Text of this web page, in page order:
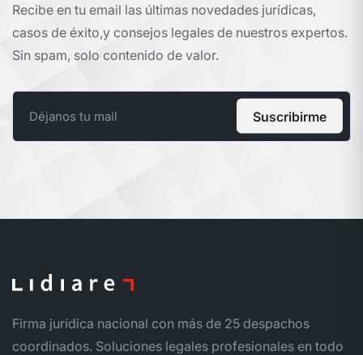
Recibe en tu email las últimas novedades jurídicas,
casos de éxito,y consejos legales de nuestros expertos.
Sin spam, solo contenido de valor.
Suscribirme
Firma jurídica nacional con más de 25 despachos
coordinados. Soluciones legales profesionales en todo